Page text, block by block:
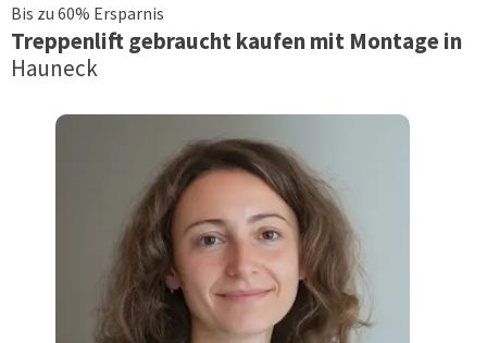
Bis zu 60% Ersparnis
Treppenliftgebraucht kaufen mit Montage in
Hauneck